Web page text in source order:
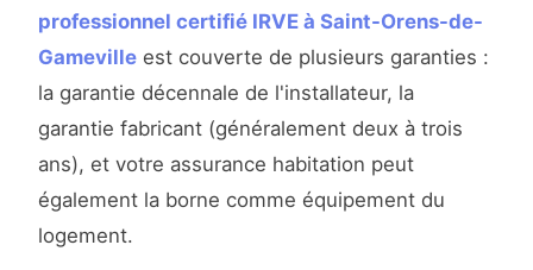
professionnel certifié IRVE à Saint-Orens-de-
Gameville est couverte de plusieurs garanties :
la garantie décennale de l'installateur, la
garantie fabricant (généralement deux à trois
ans), et votre assurance habitation peut
également la borne comme équipement du
logement.